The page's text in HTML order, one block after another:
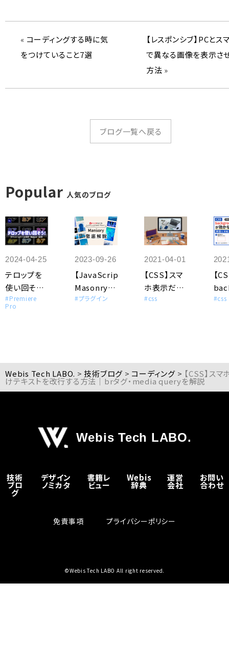
« コーディングする時に気
をつけていること7選
【レスポンシブ】PCとス
で異なる画像を表示さ
方法 »
ブログ一覧へ戻る
Popular人気のブログ
2024-04-25
テロップを
使い回そう
【テキストス
#Premiere
Pro
2023-09-26
【JavaScript】
Masonryと
は？
説
#プラグイン
2021-04-01
【CSS】スマ
ホ表示だけ
テキストを
説
#css
【
対
#css
Webis Tech LABO. > 技術ブログ > コーディング> 【CSS】ス
けテキストを改行する方法｜brタグ・media queryを解説
Webis Tech LABO.
技術
ブロ
グ
デザイン
ノミカタ
書籍レ
ビュー
Webis
辞典
運営
会社
お問い
合わせ
免責事項 プライバシーポリシー
©Webis Tech LABO All right reserved.